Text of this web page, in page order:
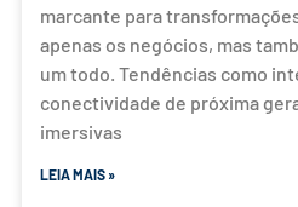
marcante para
apenas os negócios, mas
um todo. Tendências como
conectividade de próxima
imersivas
LEIA MAIS »